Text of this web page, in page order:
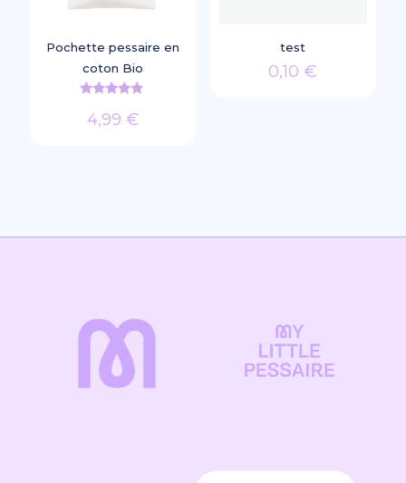
Pochette pessaire en
coton Bio
4.71
sur 5
4,99 €
test
0,10 €